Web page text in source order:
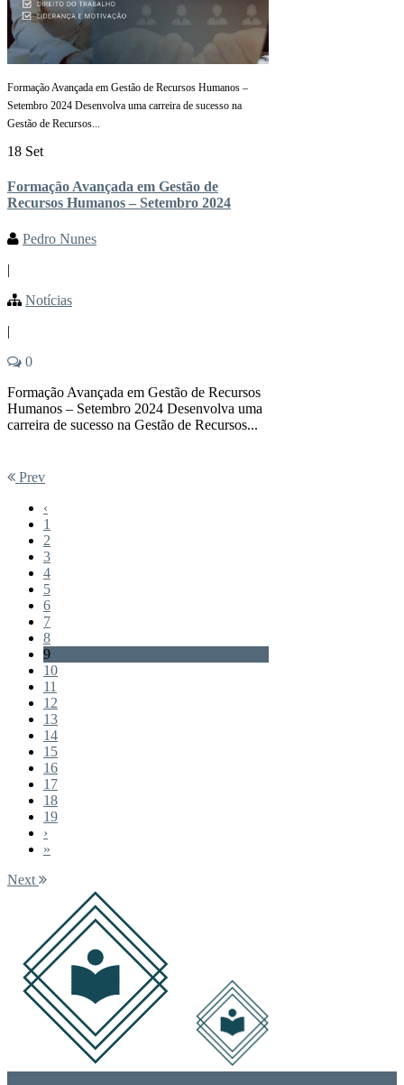
Formação Avançada em Gestão de Recursos Humanos –
Setembro 2024 Desenvolva uma carreira de sucesso na
Gestão de Recursos...
18 Set
Formação Avançada em Gestão de
Recursos Humanos – Setembro 2024
Pedro Nunes
|
Notícias
|
0
Formação Avançada em Gestão de Recursos
Humanos – Setembro 2024 Desenvolva uma
carreira de sucesso na Gestão de Recursos...
Prev
‹
1
2
3
4
5
6
7
8
9
10
11
12
13
14
15
16
17
18
19
›
»
Next